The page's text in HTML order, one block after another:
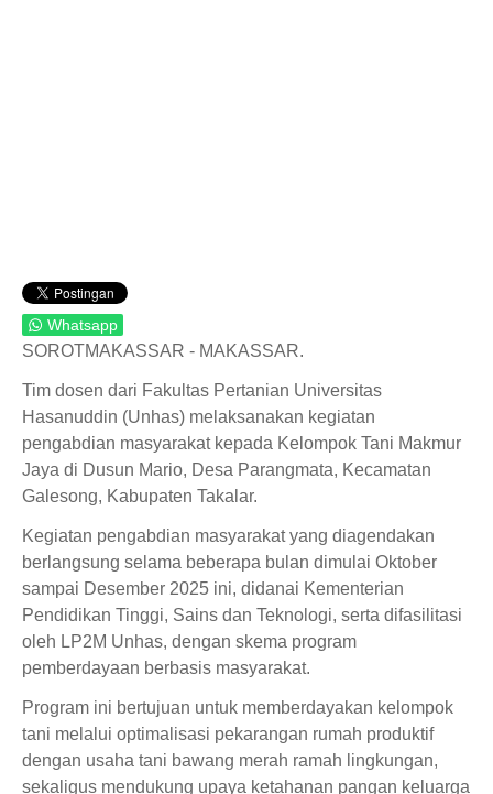
Whatsapp
SOROTMAKASSAR - MAKASSAR.
Tim dosen dari Fakultas Pertanian Universitas
Hasanuddin (Unhas) melaksanakan kegiatan
pengabdian masyarakat kepada Kelompok Tani Makmur
Jaya di Dusun Mario, Desa Parangmata, Kecamatan
Galesong, Kabupaten Takalar.
Kegiatan pengabdian masyarakat yang diagendakan
berlangsung selama beberapa bulan dimulai Oktober
sampai Desember 2025 ini, didanai Kementerian
Pendidikan Tinggi, Sains dan Teknologi, serta difasilitasi
oleh LP2M Unhas, dengan skema program
pemberdayaan berbasis masyarakat.
Program ini bertujuan untuk memberdayakan kelompok
tani melalui optimalisasi pekarangan rumah produktif
dengan usaha tani bawang merah ramah lingkungan,
sekaligus mendukung upaya ketahanan pangan keluarga